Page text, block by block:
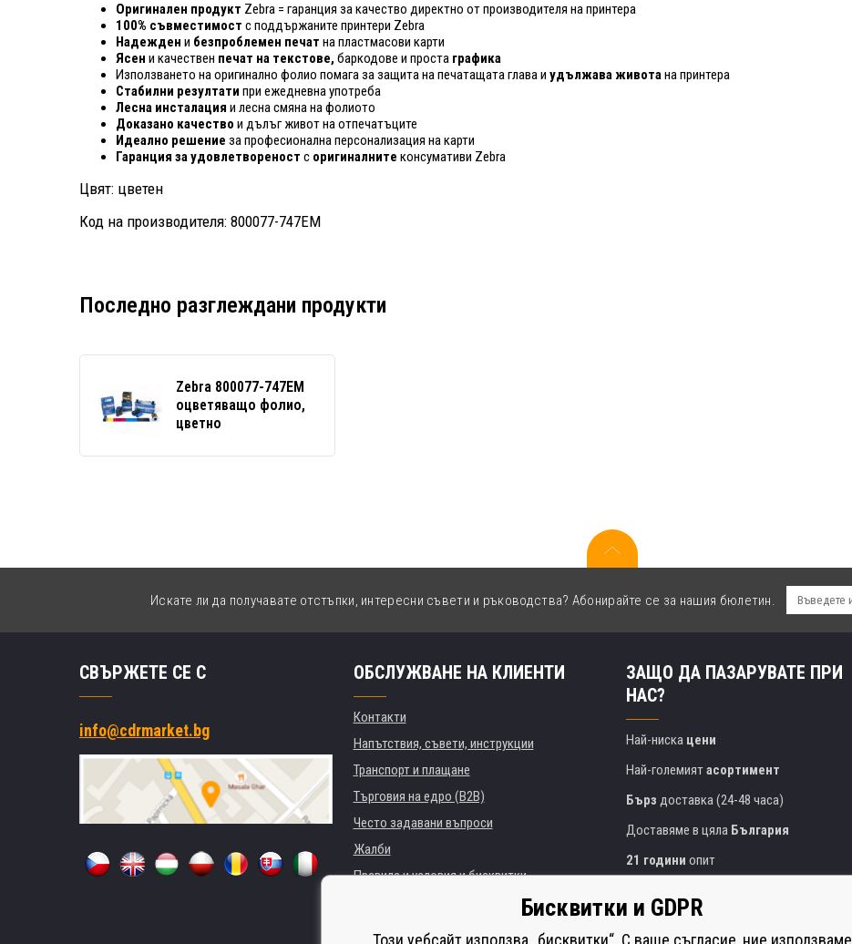
Оригинален продукт Zebra = гаранция за качество директно от производителя на принтера
100% съвместимост с поддържаните принтери Zebra
Надежден и безпроблемен печат на пластмасови карти
Ясен и качествен печат на текстове, баркодове и проста графика
Използването на оригинално фолио помага за защита на печатащата глава и удължава животана принтера
Стабилни резултати при ежедневна употреба
Лесна инсталация и лесна смяна на фолиото
Доказано качество и дълъг живот на отпечатъците
Идеално решение за професионална персонализация на карти
Гаранция за удовлетвореност с оригиналните консумативи Zebra
Цвят: цветен
Код на производителя: 800077-747EM
Последно разглеждани продукти
Zebra 800077-747EM
оцветяващо фолио,
цветно
Искате ли да получавате отстъпки, интересни съвети и ръководства? Абонирайте се за нашия бюлетин.
СВЪРЖЕТЕ СЕ С
info@cdrmarket.bg
ОБСЛУЖВАНЕ НА КЛИЕНТИ
Контакти
Напътствия, съвети, инструкции
Транспорт и плащане
Търговия на едро (B2B)
Често задавани въпроси
Жалби
Правила и условия и бисквитки
За фирми и институции
ЗАЩО ДА ПАЗАРУВАТЕ ПРИ
НАС?
Най-ниска цени
Най-големиятасортимент
Бърз доставка (24-48 часа)
Доставяме в цяла България
21 години опит
Полезен подход
Бисквитки и GDPR
Този уебсайт използва „бисквитки“. С ваше съгласие, ние използваме